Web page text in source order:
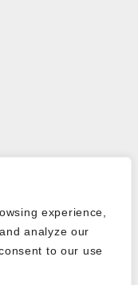
experience,
analyze our
to our use